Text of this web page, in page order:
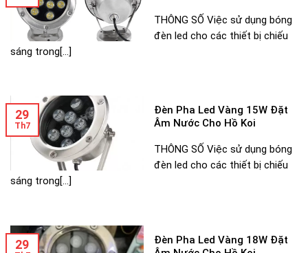
THÔNG SỐ Việc sử dụng bóng
đèn led cho các thiết bị chiếu
sáng trong[...]
Đèn Pha Led Vàng 15W Đặt
Âm Nước Cho Hồ Koi
THÔNG SỐ Việc sử dụng bóng
đèn led cho các thiết bị chiếu
sáng trong[...]
29
Th7
Đèn Pha Led Vàng 18W Đặt
29